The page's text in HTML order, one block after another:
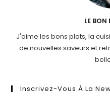
LE BON
J'aime les bons plats, la
de nouvelles saveurs et
Inscrivez-Vous À La